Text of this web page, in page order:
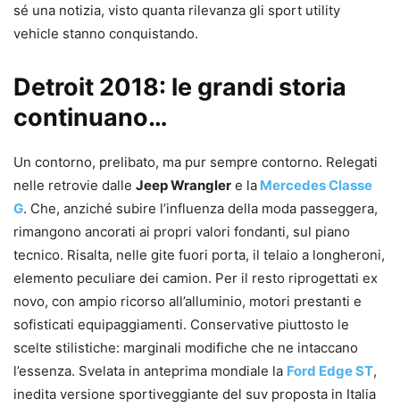
sé una notizia, visto quanta rilevanza gli sport utility
vehicle stanno conquistando.
Detroit 2018: le grandi storia
continuano…
Un contorno, prelibato, ma pur sempre contorno. Relegati
nelle retrovie dalle Jeep Wrangler e la Mercedes Classe
G. Che, anziché subire l’influenza della moda passeggera,
rimangono ancorati ai propri valori fondanti, sul piano
tecnico. Risalta, nelle gite fuori porta, il telaio a longheroni,
elemento peculiare dei camion. Per il resto riprogettati ex
novo, con ampio ricorso all’alluminio, motori prestanti e
sofisticati equipaggiamenti. Conservative piuttosto le
scelte stilistiche: marginali modifiche che ne intaccano
l’essenza. Svelata in anteprima mondiale la Ford Edge ST,
inedita versione sportiveggiante del suv proposta in Italia